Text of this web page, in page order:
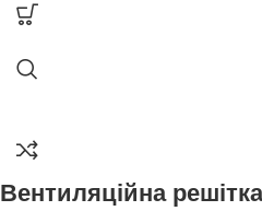
Вентиляційна